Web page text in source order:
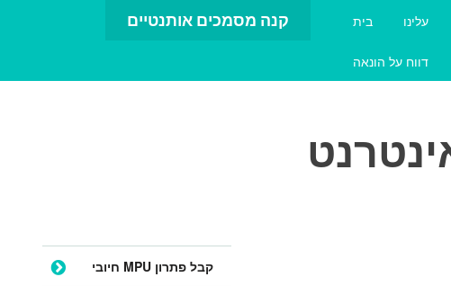
קנה מסמכים אותנטיים בית עלינו
דווח על הונאה
דלג לתוכן
קבל פתרון MPU חיובי